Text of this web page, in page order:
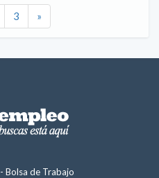
3 »
Bolsa de Trabajo